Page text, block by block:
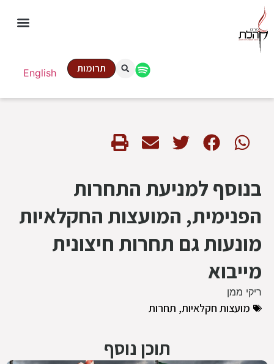
English תרומות
בנוסף למניעת התחרות
הפנימית, המועצות החקלאיות
מונעות גם תחרות חיצונית
מייבוא
ריקי ממן
מועצות חקלאיות, תחרות
תוכן נוסף